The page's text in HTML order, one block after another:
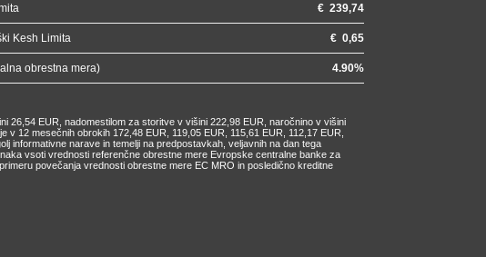
€ 239,74
Kesh Limita € 0,65
obrestna mera) 4.90%
26,54 EUR, nadomestilom za storitve v višini 222,98 EUR, naročnino v višini
12 mesečnih obrokih 172,48 EUR, 119,05 EUR, 115,61 EUR, 112,17 EUR,
informativne narave in temelji na predpostavkah, veljavnih na dan tega
vsoti vrednosti referenčne obrestne mere Evropske centralne banke za
povečanja vrednosti obrestne mere EC MRO in posledično kreditne